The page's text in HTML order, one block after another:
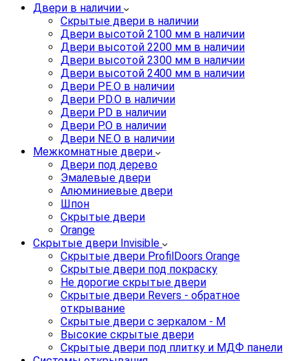
Двери в наличии
Скрытые двери в наличии
Двери высотой 2100 мм в наличии
Двери высотой 2200 мм в наличии
Двери высотой 2300 мм в наличии
Двери высотой 2400 мм в наличии
Двери PE.O в наличии
Двери PD.O в наличии
Двери PD в наличии
Двери P.O в наличии
Двери NE.O в наличии
Межкомнатные двери
Двери под дерево
Эмалевые двери
Алюминиевые двери
Шпон
Скрытые двери
Orange
Скрытые двери Invisible
Скрытые двери ProfilDoors Orange
Скрытые двери под покраску
Не дорогие скрытые двери
Скрытые двери Revers - обратное
открывание
Скрытые двери с зеркалом - M
Высокие скрытые двери
Скрытые двери под плитку и МДФ панели